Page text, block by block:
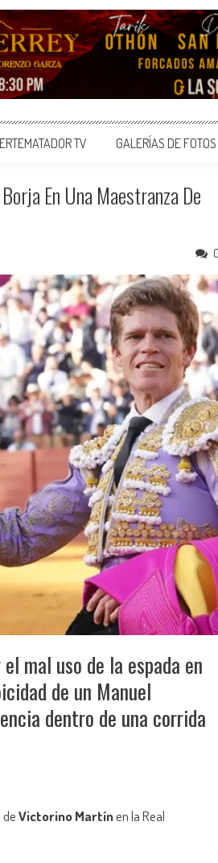
TV GALERÍAS DE FOTOS
En Una Maestranza De
mal uso de la espada en
de un Manuel
dentro de una corrida
Victorino Martínen la Real